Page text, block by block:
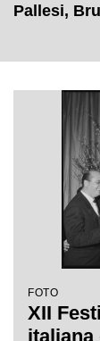
Pallesi,
FOTO
XII
italiana